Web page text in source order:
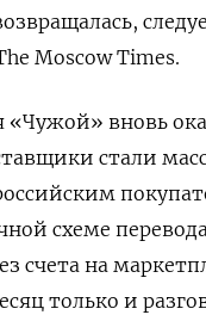
Moscow Times.
«Чужой» вновь
стали
схеме
счета на
только и